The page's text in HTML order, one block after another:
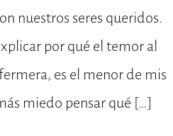
nuestros seres queridos.
por qué el temor al
es el menor de mis
miedo pensar qué […]